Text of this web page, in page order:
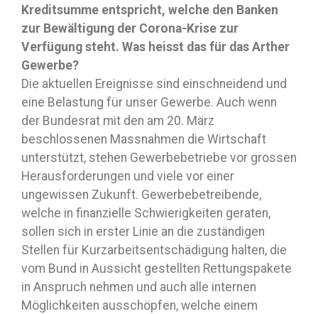
Kreditsumme entspricht, welche den Banken
zur Bewältigung der Corona-Krise zur
Verfügung steht. Was heisst das für das Arther
Gewerbe?
Die aktuellen Ereignisse sind einschneidend und
eine Belastung für unser Gewerbe. Auch wenn
der Bundesrat mit den am 20. März
beschlossenen Massnahmen die Wirtschaft
unterstützt, stehen Gewerbebetriebe vor grossen
Herausforderungen und viele vor einer
ungewissen Zukunft. Gewerbebetreibende,
welche in finanzielle Schwierigkeiten geraten,
sollen sich in erster Linie an die zuständigen
Stellen für Kurzarbeitsentschädigung halten, die
vom Bund in Aussicht gestellten Rettungspakete
in Anspruch nehmen und auch alle internen
Möglichkeiten ausschöpfen, welche einem